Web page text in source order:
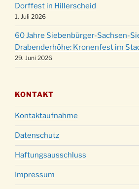
24.12.
Christmette mit der ev.
um 23:00 Uhr
31.12.
Gottesdienst zu Silvester
18:00 Uhr
Dorffest in Hillerscheid
1. Juli 2026
60 Jahre Siebenbürger-Sachsen-
Drabenderhöhe: Kronenfest im
29. Juni 2026
KONTAKT
Kontaktaufnahme
Datenschutz
Haftungsausschluss
Impressum